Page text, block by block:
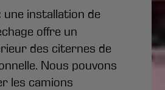
une installation de
offre un
des citernes de
Nous pouvons
les camions